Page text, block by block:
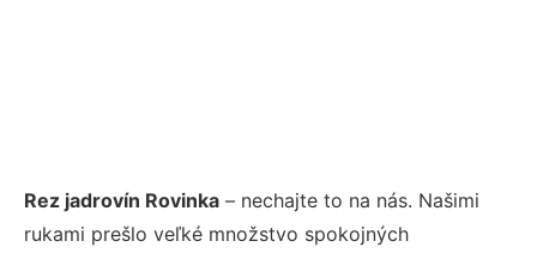
Rez jadrovín Rovinka – nechajte to na nás. Našimi
rukami prešlo veľké množstvo spokojných